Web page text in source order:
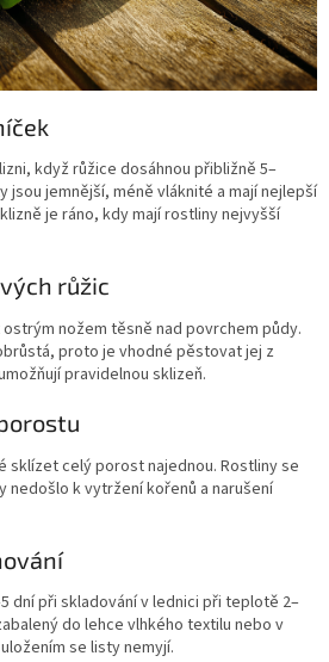
když růžice dosáhnou přibližně 5–
jsou jemnější, méně vláknité a mají nejlepší
je ráno, kdy mají rostliny nejvyšší
růžic
nožem těsně nad povrchem půdy.
proto je vhodné pěstovat jej z
pravidelnou sklizeň.
sklízet celý porost najednou. Rostliny se
nedošlo k vytržení kořenů a narušení
dní při skladování v lednici při teplotě 2–
do lehce vlhkého textilu nebo v
se listy nemyjí.